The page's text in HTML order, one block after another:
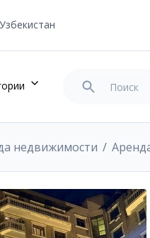
недвижимости